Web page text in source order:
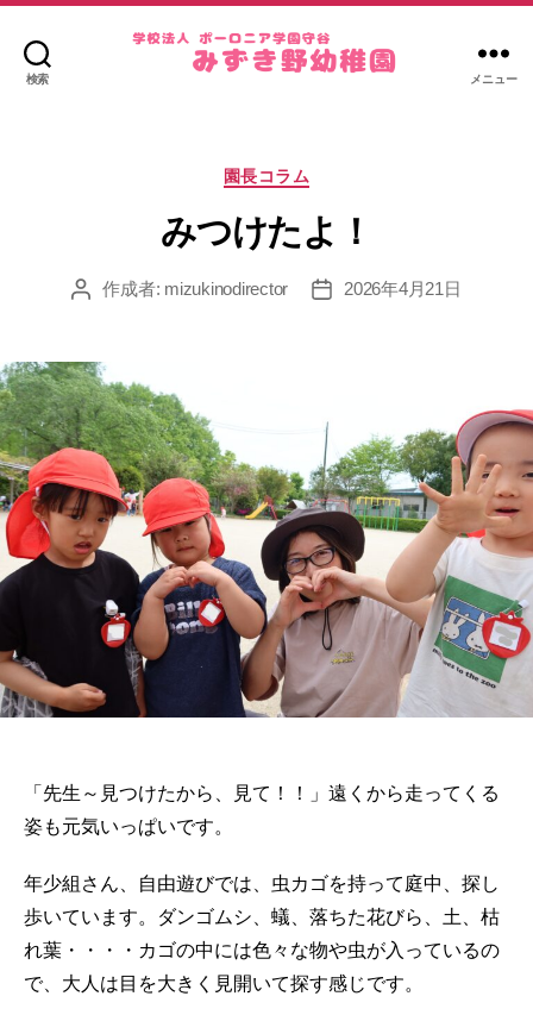
検索
野
稚
メニュー
カ
テ
ゴ
リ
園長コラム
みつけたよ！
投
作成者: mizukinodirector
投
2026年4月21日
「先生～見つけたから、見て！！」遠くから走ってくる
姿も元気いっぱいです。
年少組さん、自由遊びでは、虫カゴを持って庭中、探し
歩いています。ダンゴムシ、蟻、落ちた花びら、土、枯
れ葉・・・・カゴの中には色々な物や虫が入っているの
で、大人は目を大きく見開いて探す感じです。